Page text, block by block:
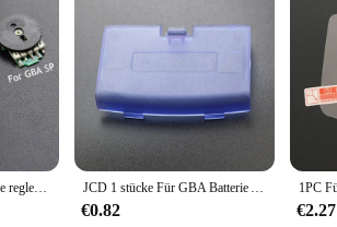
Jcd 5pcs Ersatz-Lautstärke regler für Game Boy gb gba gbc gba sp Motherboard-Potentiometer JCD 1 stücke Für GBA Batterie Abdeckung Deckel Tür Ersatz Für GBA Zurück Tür Fall Für Gameboy GBA Advance Konsole fall Abdeckung
€0.82 €2.27